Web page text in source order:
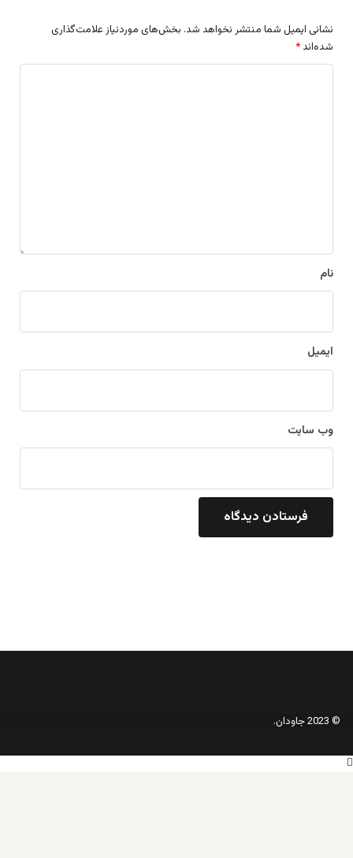
نشانی ایمیل شما منتشر نخواهد شد. بخش‌های موردنیاز علامت‌گذاری
شده‌اند *
نام
ایمیل
وب‌ سایت
© 2023 جاودان.